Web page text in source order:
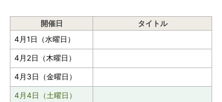
開催日
タイトル
4月1日（水曜日）
4月2日（木曜日）
4月3日（金曜日）
4月4日（土曜日）